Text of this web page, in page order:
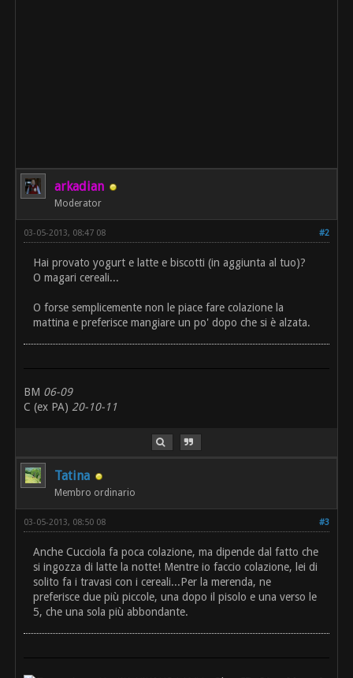
arkadian
Moderator
#2
03-05-2013, 08:47 08
Hai provato yogurt e latte e biscotti (in aggiunta al tuo)?
O magari cereali...
O forse semplicemente non le piace fare colazione la
mattina e preferisce mangiare un po' dopo che si è alzata.
BM 06-09
C (ex PA)20-10-11
Tatina
Membro ordinario
#3
03-05-2013, 08:50 08
Anche Cucciola fa poca colazione, ma dipende dal fatto che
si ingozza di latte la notte! Mentre io faccio colazione, lei di
solito fa i travasi con i cereali...Per la merenda, ne
preferisce due più piccole, una dopo il pisolo e una verso le
5, che una sola più abbondante.